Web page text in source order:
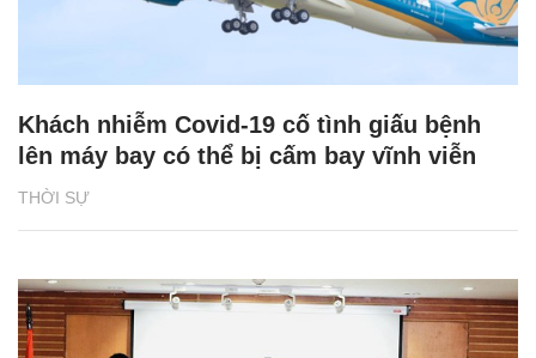
THỜI SỰ
Khách nhiễm Covid-19 cố tình giấu bệnh
lên máy bay có thể bị cấm bay vĩnh viễn